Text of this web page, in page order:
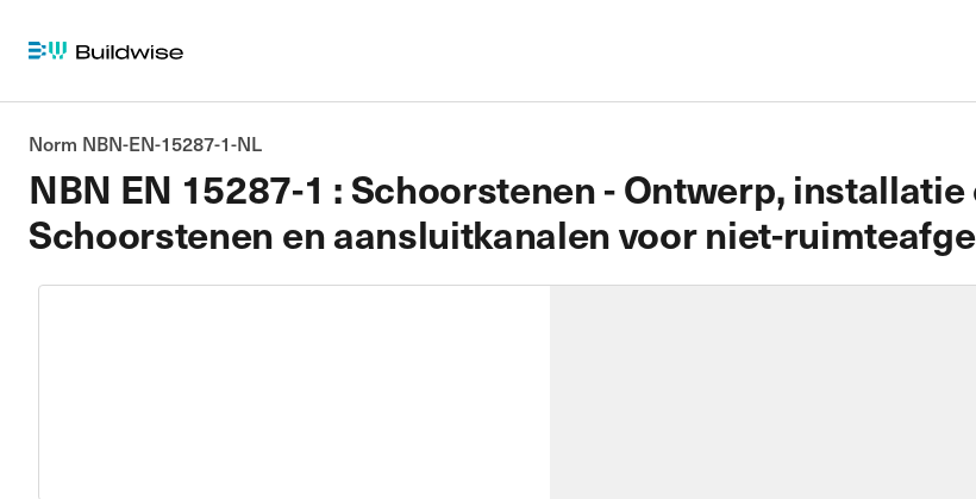
NBN EN 15287-1 : Schoorstenen - Ontwerp,
Schoorstenen en aansluitkanalen voor niet-
Norm NBN-EN-15287-1-NL